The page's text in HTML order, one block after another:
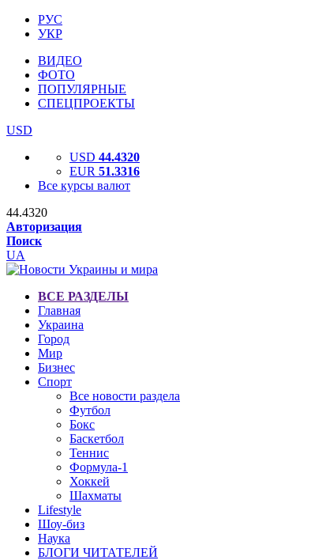
РУС
УКР
ВИДЕО
ФОТО
ПОПУЛЯРНЫЕ
СПЕЦПРОЕКТЫ
USD
USD 44.4320
EUR 51.3316
Все курсы валют
44.4320
Авторизация
Поиск
UA
ВСЕ РАЗДЕЛЫ
Главная
Украина
Город
Мир
Бизнес
Спорт
Все новости раздела
Футбол
Бокс
Баскетбол
Теннис
Формула-1
Хоккей
Шахматы
Lifestyle
Шоу-биз
Наука
БЛОГИ ЧИТАТЕЛЕЙ